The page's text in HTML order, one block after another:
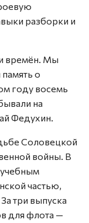
разборки и
времён. Мы
о
году восемь
на
Федухин.
Соловецкой
войны. В
частью,
три выпуска
для флота —